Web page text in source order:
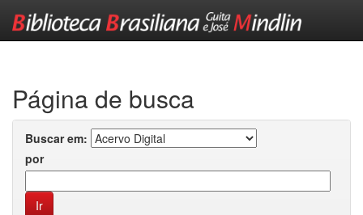
Página de busca
Buscar em:
por